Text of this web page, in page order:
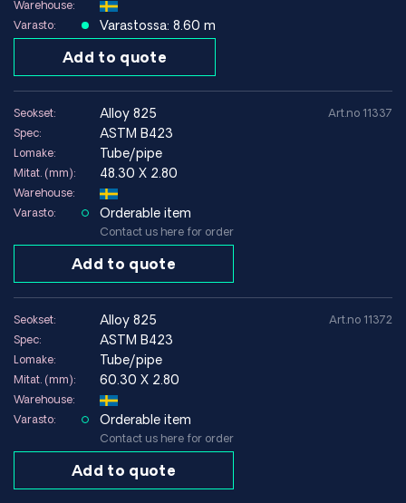
Rajoitukset
Korkeammat materiaalikustannukset kuin tavallisilla
ruostumattomilla teräksillä
Alhaisempi lujuus kuin joillakin erkautuskarkenevilla
superseoksilla
Voi olla vaativampi työstää kuin austeniittinen ruostumaton
teräs
Tyypillisiä käyttökohteita
Kemian prosessiteollisuus
Lämmönvaihtimet, reaktorit, putkistot ja paineastiat
Öljy- ja Kaasu
rikkivedylle altistuviin laitteisiin.
Ympäristötekniikka
Savukaasujen puhdistus, pesurit ja saasteiden
torjuntajärjestelmät.
Meri- ja offshore-teollisuus
Laitteet, joissa korroosionkestävyyden ja lujuuden
yhdistelmä on ratkaisevan tärkeää.
Korroosionkestävyys
Warehouse:
Varasto:
Varastossa: 8.60 m
Add to quote
Seokset: alloy 825
Spec: ASTM B423
Lomake: Tube/pipe
Mitat. (mm): 48.30 X 2.80
Warehouse:
Varasto:
Orderable item
Contact us here for order
Add to quote
Art.no 11337
Seokset: alloy 825
Spec: ASTM B423
Lomake: Tube/pipe
Mitat. (mm): 60.30 X 2.80
Warehouse:
Varasto:
Orderable item
Contact us here for order
Add to quote
Art.no 11372